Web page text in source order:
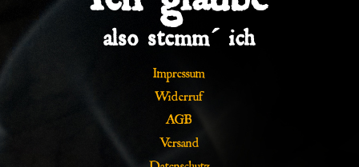
also stemm´ ich
Impressum
Widerruf
AGB
Versand
Datenschutz